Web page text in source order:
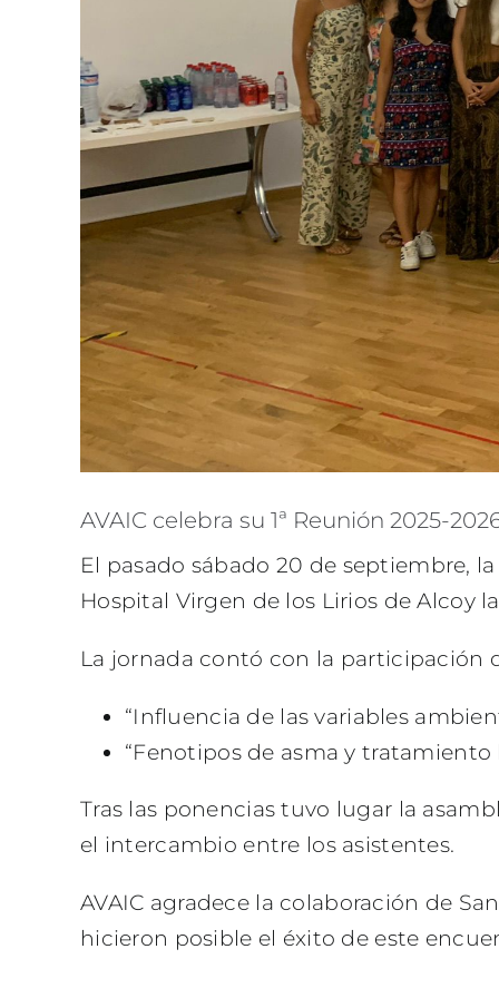
AVAIC celebra su 1ª Reunión 2025-
El pasado sábado 20 de septiembre,
Hospital Virgen de los Lirios de Alcoy
La jornada contó con la participación
“Influencia de las variables
“Fenotipos de asma y tratamiento
Tras las ponencias tuvo lugar la
el intercambio entre los asistentes.
AVAIC agradece la colaboración de
hicieron posible el éxito de este